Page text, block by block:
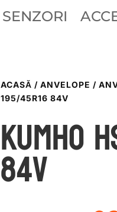
SENZORI
ACASĂ / ANVELOPE /
195/45R16 84V
Kumho
84V